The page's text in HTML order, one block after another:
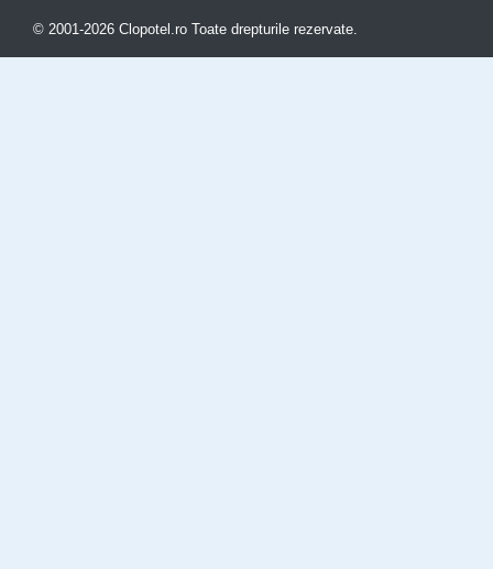
© 2001-2026 Clopotel.ro Toate drepturile rezervate.